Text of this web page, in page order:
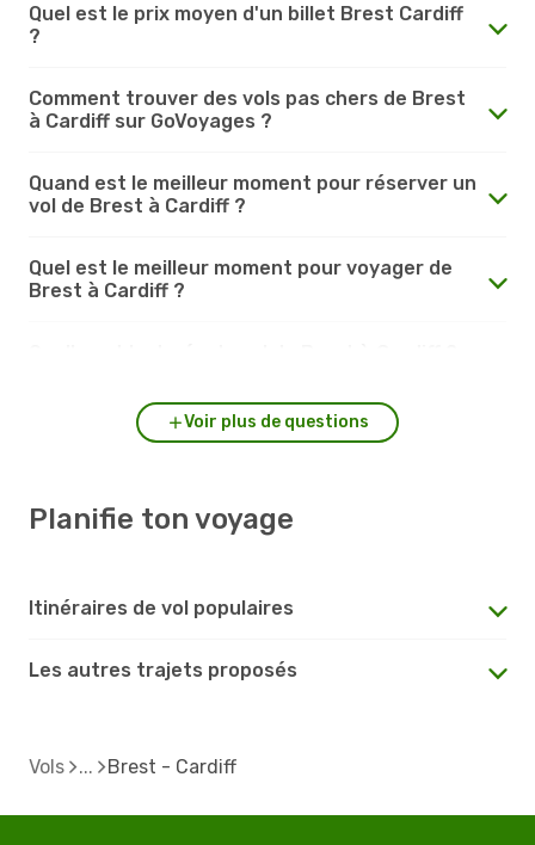
Quel est le prix moyen d'un billet Brest Cardiff
?
Comment trouver des vols pas chers de Brest
à Cardiff sur GoVoyages ?
Quand est le meilleur moment pour réserver un
vol de Brest à Cardiff ?
Quel est le meilleur moment pour voyager de
Brest à Cardiff ?
Voir plus de questions
Planifie ton voyage
Itinéraires de vol populaires
Les autres trajets proposés
Vols Brest - Cardiff